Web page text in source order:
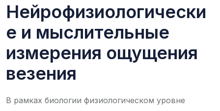
Нейрофизиологически
е и мыслительные
измерения ощущения
везения
В рамках биологии физиологическом уровне